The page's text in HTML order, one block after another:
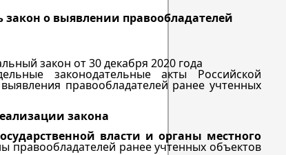
закон о выявлении правообладателей
закон от 30 декабря 2020 года
законодательные акты Российской
правообладателей ранее учтенных
закона
власти и органы местного
правообладателей ранее учтенных объектов